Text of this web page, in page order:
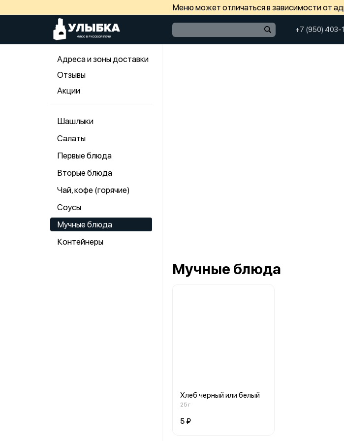
Меню может отличаться в зависимости от
+7 (950) 403-
Адреса и зоны доставки
Отзывы
Акции
Шашлыки
Салаты
Первые блюда
Вторые блюда
Чай, кофе (горячие)
Соусы
Мучные блюда
Контейнеры
Мучные блюда
Хлеб черный или белый
25 г
5 ₽